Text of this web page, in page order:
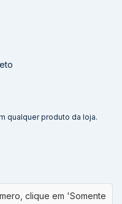
qualquer produto da loja.